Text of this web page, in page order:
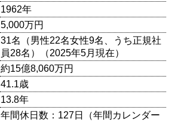
1962年
5,000万円
31名（男性22名女性9名、うち正規社
員28名）（2025年5月現在）
約15億8,060万円
41.1歳
13.8年
年間休日数：127日（年間カレンダー